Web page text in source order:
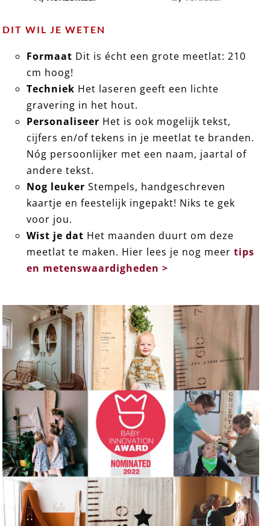
DIT WIL JE WETEN
Formaat Dit is écht een grote meetlat: 210
cm hoog!
Techniek Het laseren geeft een lichte
gravering in het hout.
Personaliseer Het is ook mogelijk tekst,
cijfers en/of tekens in je meetlat te branden.
Nóg persoonlijker met een naam, jaartal of
andere tekst.
Nog leuker Stempels, handgeschreven
kaartje en feestelijk ingepakt! Niks te gek
voor jou.
Wist je dat Het maanden duurt om deze
meetlat te maken. Hier lees je nog meertips
en metenswaardigheden >